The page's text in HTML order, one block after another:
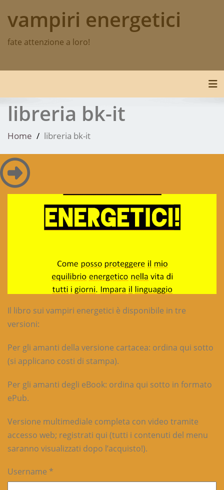
content
vampiri energetici
fate attenzione a loro!
libreria bk-it
Home libreria bk-it
Il libro sui vampiri energetici è disponibile in tre
versioni:
Per gli amanti della versione cartacea: ordina qui sotto
(si applicano costi di stampa).
Per gli amanti degli eBook: ordina qui sotto in formato
ePub.
Versione multimediale completa con video tramite
accesso web; registrati qui (tutti i contenuti del menu
saranno visualizzati dopo l’acquisto!).
Username *